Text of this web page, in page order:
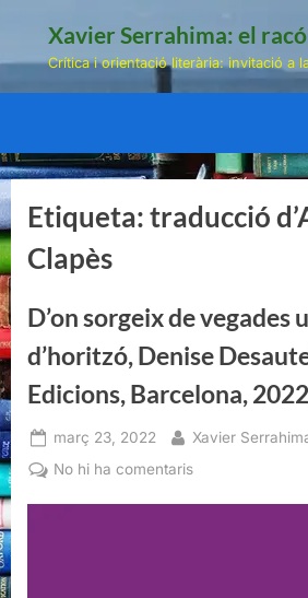
Xavier Serrahima: el
Crítica i orientació literària: invitació a
Etiqueta:traducció
Clapès
D’on sorgeix de vegades
d’horitzó, Denise
Edicions, Barcelona, 2022
Posted
on
març 23, 2022 By
Xavier
No hi ha comentarisa